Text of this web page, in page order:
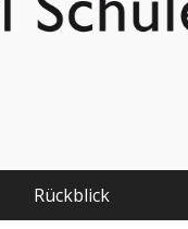
Rückblick